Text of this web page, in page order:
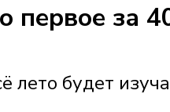
первое за
лето будет